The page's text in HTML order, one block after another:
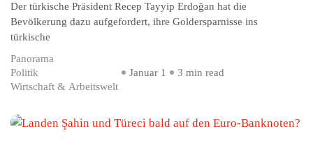
Der türkische Präsident Recep Tayyip Erdoğan hat die
Bevölkerung dazu aufgefordert, ihre Goldersparnisse ins
türkische
Panorama
Politik
Wirtschaft & Arbeitswelt
Januar 1 3 min read